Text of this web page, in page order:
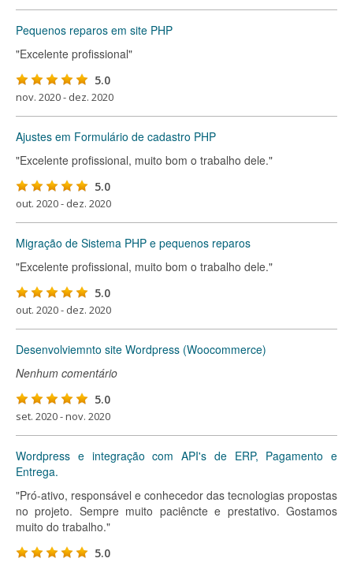
Pequenos reparos em site PHP
"Excelente profissional"
5.0
nov. 2020 - dez. 2020
Ajustes em Formulário de cadastro PHP
"Excelente profissional, muito bom o trabalho dele."
5.0
out. 2020 - dez. 2020
Migração de Sistema PHP e pequenos reparos
"Excelente profissional, muito bom o trabalho dele."
5.0
out. 2020 - dez. 2020
Desenvolviemnto site Wordpress (Woocommerce)
Nenhum comentário
5.0
set. 2020 - nov. 2020
Wordpress e integração com API's de ERP, Pagamento e
Entrega.
"Pró-ativo, responsável e conhecedor das tecnologias propostas
no projeto. Sempre muito paciêncte e prestativo. Gostamos
muito do trabalho."
5.0